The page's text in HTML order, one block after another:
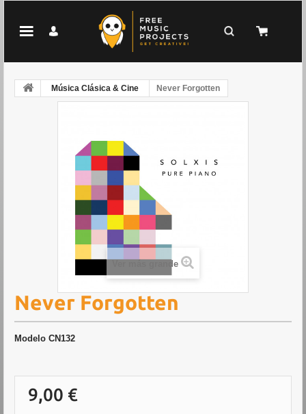
Música Clásica & Cine Never Forgotten
Ver más grande
Never Forgotten
Modelo CN132
9,00 €